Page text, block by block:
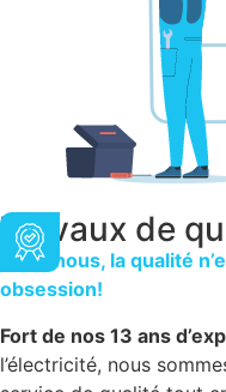
Travaux de
Chez nous, la qualité
obsession!
Fort de nos 13 ans
l’électricité, nous